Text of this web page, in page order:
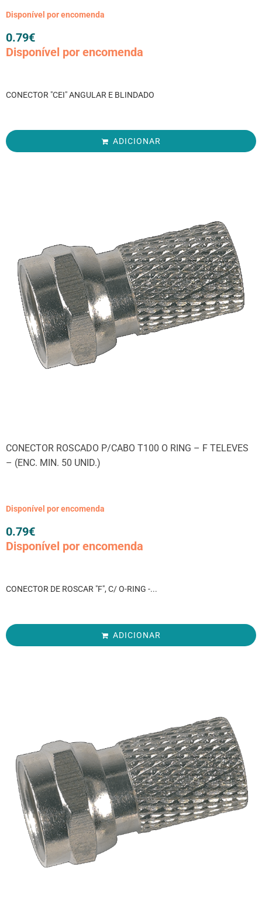
Disponível por encomenda
0.79€
Disponível por encomenda
CONECTOR "CEI" ANGULAR E BLINDADO
ADICIONAR
CONECTOR ROSCADO P/CABO T100 O RING – F TELEVES
– (ENC. MIN. 50 UNID.)
Disponível por encomenda
0.79€
Disponível por encomenda
CONECTOR DE ROSCAR "F", C/ O-RING -...
ADICIONAR